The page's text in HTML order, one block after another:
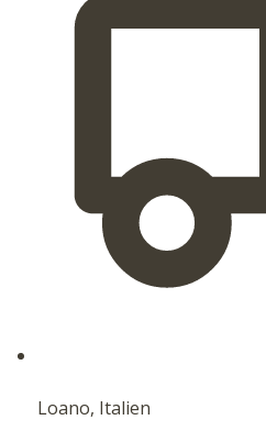
Loano, Italien